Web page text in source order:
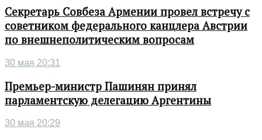
Секретарь Совбеза Армении провел встречу с
советником федерального канцлера Австрии
по внешнеполитическим вопросам
30 мая 20:31
Премьер-министр Пашинян принял
парламентскую делегацию Аргентины
30 мая 20:29